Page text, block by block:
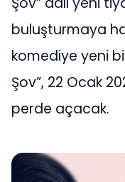
buluşturmaya
komediye yeni
Şov”, 22 Ocak
perde açacak.